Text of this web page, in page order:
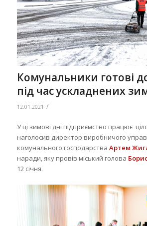
Комунальники готові
під час ускладнених
12.01.2021 /
У ці зимові дні підприємство працює
наголосив директор виробничого
комунального господарства Артем
наради, яку провів міський голова
12 січня.